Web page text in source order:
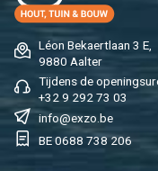
Léon Be­kaert­laan 3 E,
9880 Aal­ter
Tij­dens de
+32 9 292 73 03
info@​exzo.​be
BE 0688 738 206